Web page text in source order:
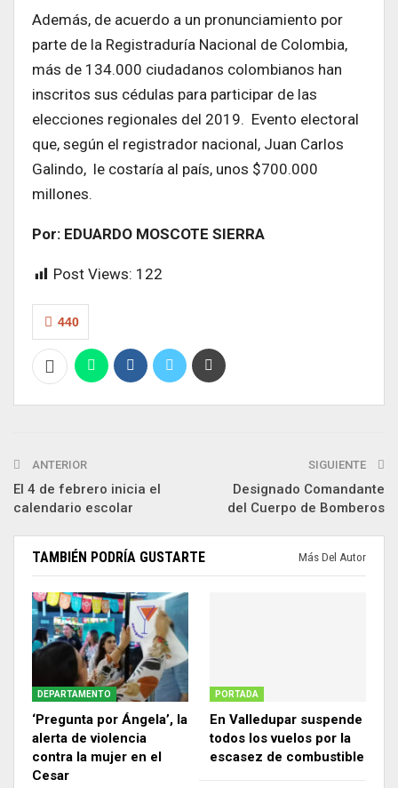
Además, de acuerdo a un pronunciamiento por
parte de la Registraduría Nacional de Colombia,
más de 134.000 ciudadanos colombianos han
inscritos sus cédulas para participar de las
elecciones regionales del 2019. Evento electoral
que, según el registrador nacional, Juan Carlos
Galindo, le costaría al país, unos $700.000
millones.
Por: EDUARDO MOSCOTE SIERRA
Post Views: 122
440
ANTERIOR
El 4 de febrero inicia el
calendario escolar
SIGUIENTE
Designado Comandante
del Cuerpo de Bomberos
TAMBIÉN PODRÍA GUSTARTE Más Del Autor
DEPARTAMENTO
‘Pregunta por Ángela’, la
alerta de violencia
contra la mujer en el
Cesar
PORTADA
En Valledupar suspende
todos los vuelos por la
escasez de combustible